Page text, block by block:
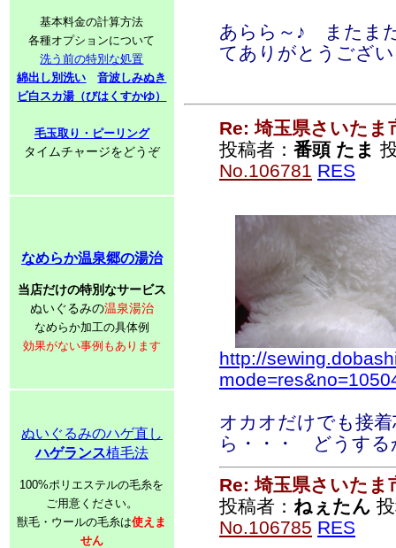
基本料金の計算方法
各種オプションについて
洗う前の特別な処置
綿出し別洗い
音波しみぬき
ビ白スカ湯（びはくすかゆ）
毛玉取り・ピーリング
タイムチャージをどうぞ
なめらか温泉郷の湯治
当店だけの特別なサービス
ぬいぐるみの温泉湯治
なめらか加工の具体例
効果がない事例もあります
ぬいぐるみのハゲ直し
ハゲランス植毛法
100%ポリエステルの毛糸を
ご用意ください。
獣毛・ウールの毛糸は使えま
せん
あらら～♪ またま
てありがとうござ
Re: 埼玉県さいたま
投稿者： 番頭 たま
No.106781 RES
http://
オカオだけでも接
ら・・・ どうする
Re: 埼玉県さいたま
投稿者： ねぇたん
No.106785 RES